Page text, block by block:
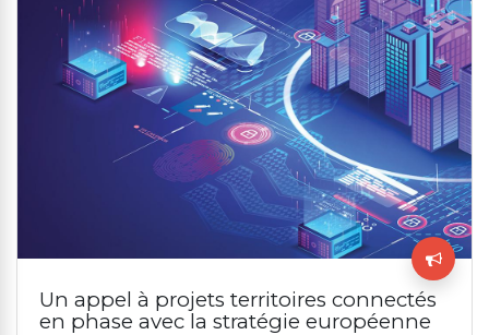
Un appel à projets territoires connectés
en phase avec la stratégie européenne